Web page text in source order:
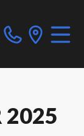
2025